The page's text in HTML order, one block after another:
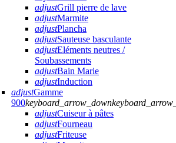
adjustGrill pierre de lave
adjustMarmite
adjustPlancha
adjustSauteuse basculante
adjustEléments neutres /
Soubassements
adjustBain Marie
adjustInduction
adjustGamme
900keyboard_arrow_down
adjustCuiseur à pâtes
adjustFourneau
adjustFriteuse